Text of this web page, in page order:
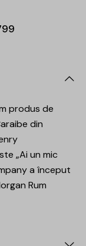
produs de
din
„Ai un mic
a început
Rum